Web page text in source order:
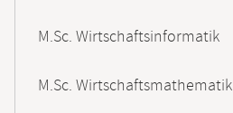
M.Sc. Wirtschaftsinformatik
M.Sc. Wirtschaftsmathematik